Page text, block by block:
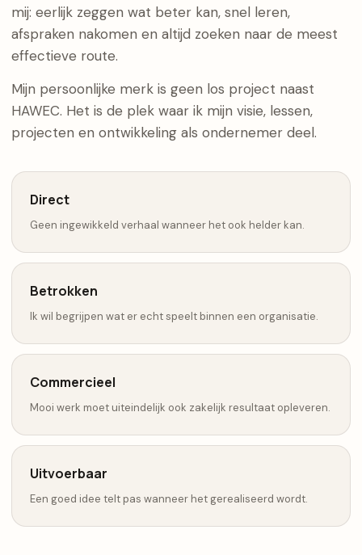
mij: eerlijk zeggen wat beter kan, snel leren,
afspraken nakomen en altijd zoeken naar de meest
effectieve route.
Mijn persoonlijke merk is geen los project naast
HAWEC. Het is de plek waar ik mijn visie, lessen,
projecten en ontwikkeling als ondernemer deel.
Direct
Geen ingewikkeld verhaal wanneer het ook helder kan.
Betrokken
Ik wil begrijpen wat er echt speelt binnen een organisatie.
Commercieel
Mooi werk moet uiteindelijk ook zakelijk resultaat opleveren.
Uitvoerbaar
Een goed idee telt pas wanneer het gerealiseerd wordt.